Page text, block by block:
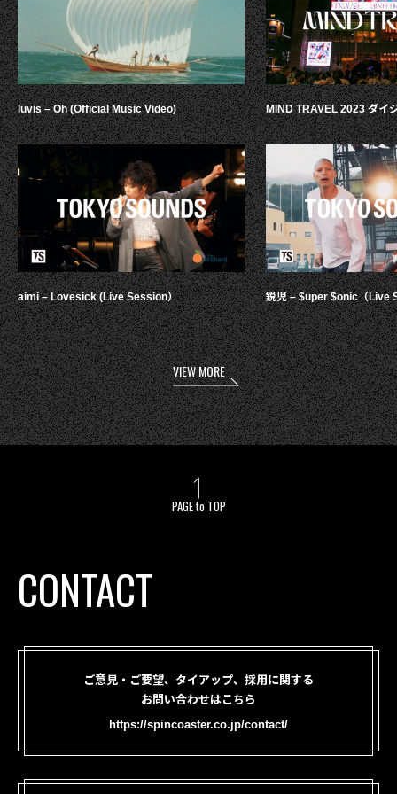
luvis – Oh (Official Music Video)
aimi – Lovesick (Live Session）
MIND TRAVEL 2023 ダイ
鋭児 – $uper $onic（Live
VIEW MORE
PAGE to TOP
CONTACT
ご意見・ご要望、タイアップ、採用に関する
お問い合わせはこちら
https://spincoaster.co.jp/contact/